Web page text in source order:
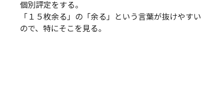
個別評定をする。
「１５枚余る」の「余る」という言葉が抜けやすい
ので、特にそこを見る。